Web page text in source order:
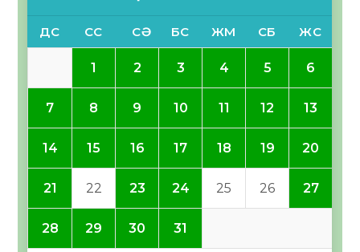
ДС СС СӘ БС ЖМ СБ ЖС
1 2 3 4 5 6
7 8 9 10 11 12 13
14 15 16 17 18 19 20
21 22 23 24 25 26 27
28 29 30 31